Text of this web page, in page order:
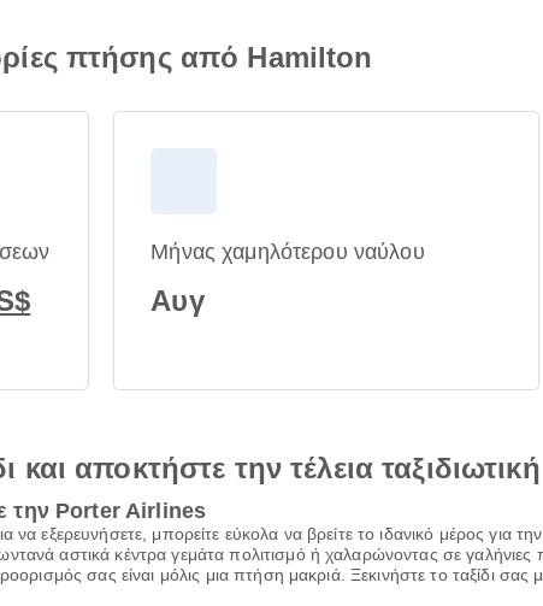
πτήσης από Hamilton
Μήνας χαμηλότερου ναύλου
Αυγ
και αποκτήστε την τέλεια
την Porter Airlines
να εξερευνήσετε, μπορείτε εύκολα να βρείτε το ιδανικό μέρος για
αστικά κέντρα γεμάτα πολιτισμό ή χαλαρώνοντας σε γαλήνιες
σας είναι μόλις μια πτήση μακριά. Ξεκινήστε το ταξίδι